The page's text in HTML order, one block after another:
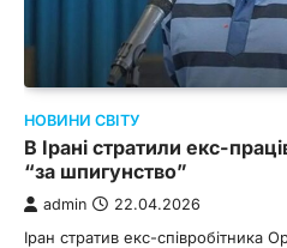
НОВИНИ СВІТУ
В Ірані стратили екс-
“за шпигунство”
admin 22.04.2026
Іран стратив екс-співробітника